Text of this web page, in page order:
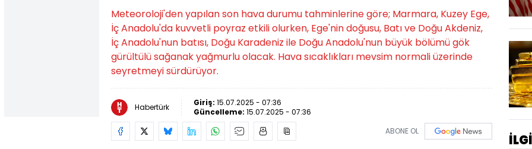
Meteoroloji'den yapılan son hava durumu tahminlerine göre; Marmara, Kuzey Ege,
İç Anadolu'da kuvvetli poyraz etkili olurken, Ege'nin doğusu, Batı ve Doğu Akdeniz,
İç Anadolu'nun batısı, Doğu Karadeniz ile Doğu Anadolu'nun büyük bölümü gök
gürültülü sağanak yağmurlu olacak. Hava sıcaklıkları mevsim normali üzerinde
seyretmeyi sürdürüyor.
Habertürk Giriş: 15.07.2025 - 07:36
Güncelleme: 15.07.2025 - 07:36
ABONE OL